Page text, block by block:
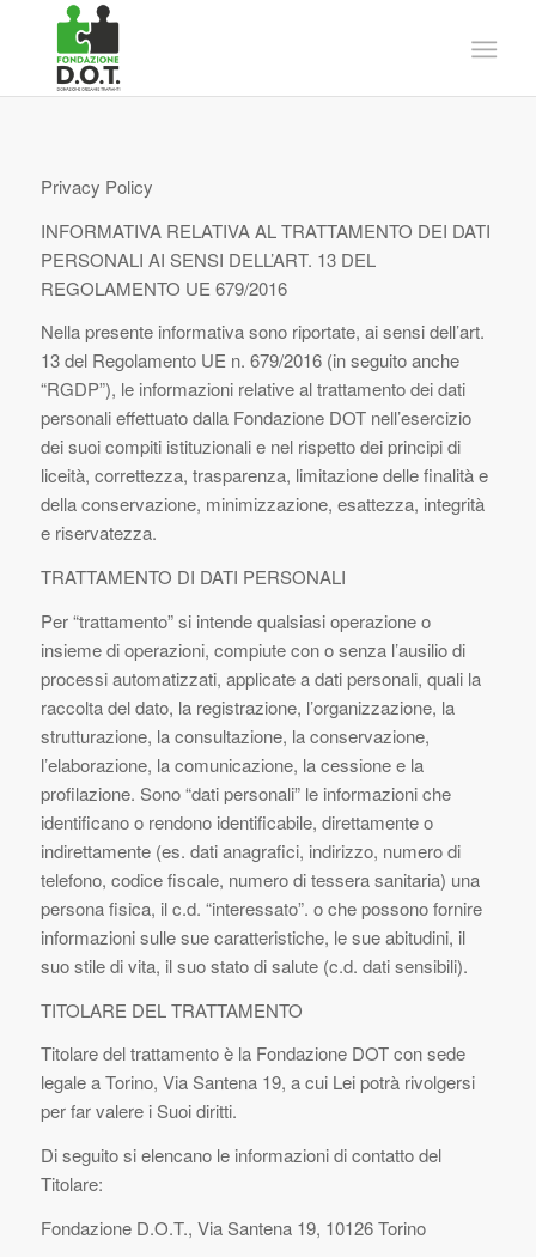
Privacy Policy
INFORMATIVA RELATIVA AL TRATTAMENTO DEI DATI
PERSONALI AI SENSI DELL’ART. 13 DEL
REGOLAMENTO UE 679/2016
Nella presente informativa sono riportate, ai sensi dell’art.
13 del Regolamento UE n. 679/2016 (in seguito anche
“RGDP”), le informazioni relative al trattamento dei dati
personali effettuato dalla Fondazione DOT nell’esercizio
dei suoi compiti istituzionali e nel rispetto dei principi di
liceità, correttezza, trasparenza, limitazione delle finalità e
della conservazione, minimizzazione, esattezza, integrità
e riservatezza.
TRATTAMENTO DI DATI PERSONALI
Per “trattamento” si intende qualsiasi operazione o
insieme di operazioni, compiute con o senza l’ausilio di
processi automatizzati, applicate a dati personali, quali la
raccolta del dato, la registrazione, l’organizzazione, la
strutturazione, la consultazione, la conservazione,
l’elaborazione, la comunicazione, la cessione e la
profilazione. Sono “dati personali”le informazioni che
identificano o rendono identificabile, direttamente o
indirettamente (es. dati anagrafici, indirizzo, numero di
telefono, codice fiscale, numero di tessera sanitaria) una
persona fisica, il c.d. “interessato”. o che possono fornire
informazioni sulle sue caratteristiche, le sue abitudini, il
suo stile di vita, il suo stato di salute (c.d. dati sensibili).
TITOLARE DEL TRATTAMENTO
Titolare del trattamento è la Fondazione DOT con sede
legale a Torino, Via Santena 19, a cui Lei potrà rivolgersi
per far valere i Suoi diritti.
Di seguito si elencano le informazioni di contatto del
Titolare:
Fondazione D.O.T., Via Santena 19, 10126 Torino